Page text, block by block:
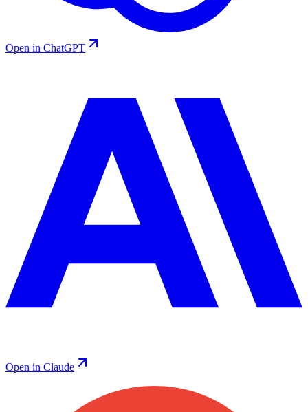
Open in ChatGPT
Open in Claude